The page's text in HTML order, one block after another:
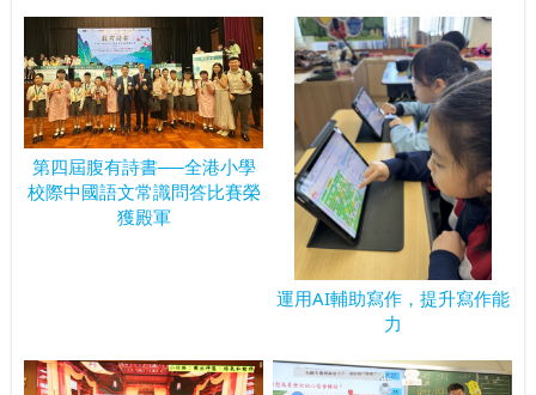
第四屆腹有詩書──全港小學
校際中國語文常識問答比賽榮
獲殿軍
運用AI輔助寫作，提升寫作能
力